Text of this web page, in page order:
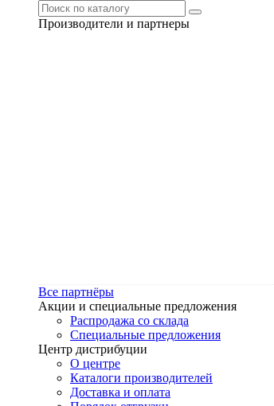
Производители и партнеры
Все партнёры
Акции и специальные предложения
Распродажа со склада
Специальные предложения
Центр дистрибуции
О центре
Каталоги производителей
Доставка и оплата